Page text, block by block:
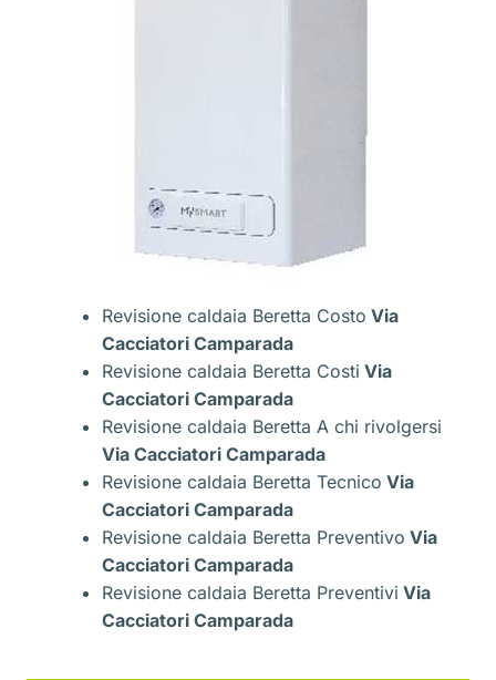
Revisione caldaia Beretta Costo Via
Cacciatori Camparada
Revisione caldaia Beretta Costi Via
Cacciatori Camparada
Revisione caldaia Beretta A chi rivolgersi
Via Cacciatori Camparada
Revisione caldaia Beretta Tecnico Via
Cacciatori Camparada
Revisione caldaia Beretta Preventivo Via
Cacciatori Camparada
Revisione caldaia Beretta Preventivi Via
Cacciatori Camparada